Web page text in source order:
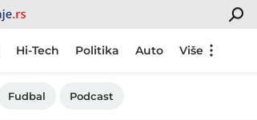
Hi-Tech Politika Auto Više
Fudbal Podcast